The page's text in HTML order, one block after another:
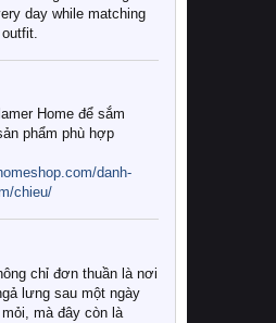
day while matching
Home để sắm
phẩm phù hợp
danh-
chieu/
chỉ đơn thuần là nơi
lưng sau một ngày
mà đây còn là